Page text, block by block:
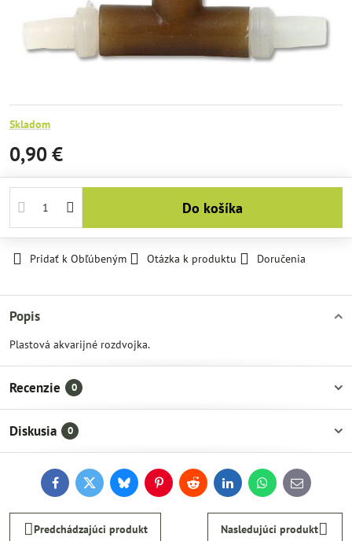
Skladom
0,90 €
Do košíka
Pridať k Obľúbeným Otázka k produktu Doručenia
Popis
Plastová akvarijné rozdvojka.
Recenzie 0
Diskusia 0
FacebookTwitterBlueskyPinterestReddit LinkedInWhatsApp
E-
mail
Predchádzajúci produkt Nasledujúci produkt